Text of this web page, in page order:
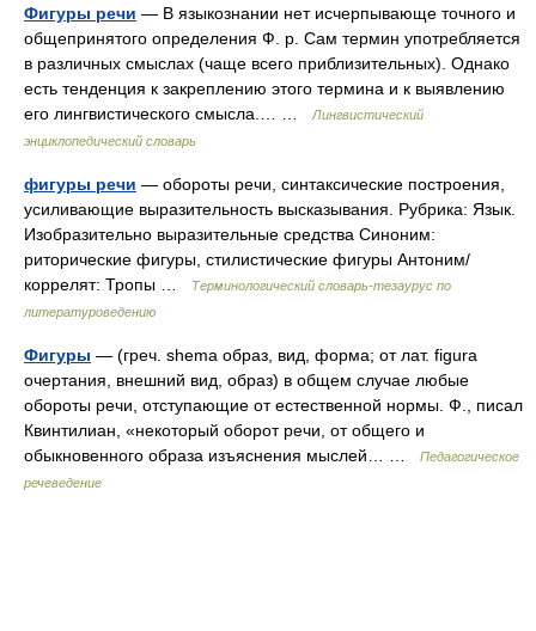
Фигуры речи — В языкознании нет исчерпывающе точного и
общепринятого определения Ф. р. Сам термин употребляется
в различных смыслах (чаще всего приблизительных). Однако
есть тенденция к закреплению этого термина и к выявлению
его лингвистического смысла.… …
Лингвистический
энциклопедический словарь
фигуры речи — обороты речи, синтаксические построения,
усиливающие выразительность высказывания. Рубрика: Язык.
Изобразительно выразительные средства Синоним:
риторические фигуры, стилистические фигуры Антоним/
коррелят: Тропы …
Терминологический словарь-тезаурус по
литературоведению
Фигуры — (греч. shema образ, вид, форма; от лат. figura
очертания, внешний вид, образ) в общем случае любые
обороты речи, отступающие от естественной нормы. Ф., писал
Квинтилиан, «некоторый оборот речи, от общего и
обыкновенного образа изъяснения мыслей… …
Педагогическое
речеведение